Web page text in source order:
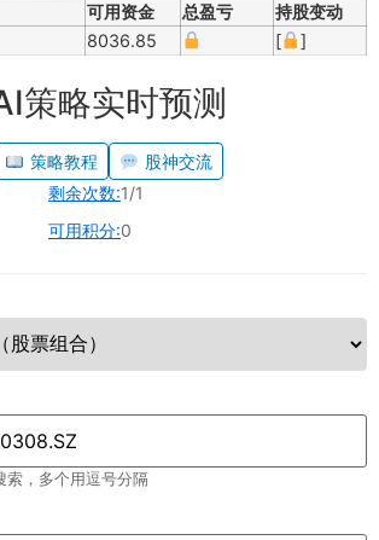
可用资金 总盈亏
持股变动
8036.85 [ ]
策略实时预测
策略教程
股神交流
剩余次数:1/1
可用积分:0
索，多个用逗号分隔